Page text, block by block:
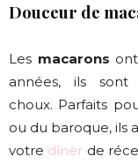
Douceur de
Les macarons
années, ils sont
choux. Parfaits
ou du baroque,
votre dîner de